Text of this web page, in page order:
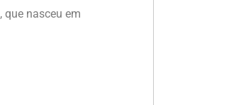
, que nasceu em